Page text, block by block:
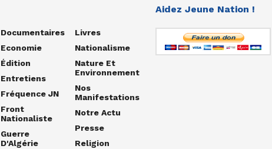
Documentaires
Economie
Édition
Entretiens
Fréquence JN
Front
Nationaliste
Guerre
D'Algérie
Livres
Nationalisme
Nature Et
Environnement
Nos
Manifestations
Notre Actu
Presse
Religion
Aidez Jeune Nation !